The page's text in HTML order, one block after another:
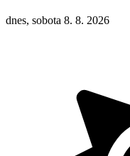
dnes, sobota 8. 8. 2026